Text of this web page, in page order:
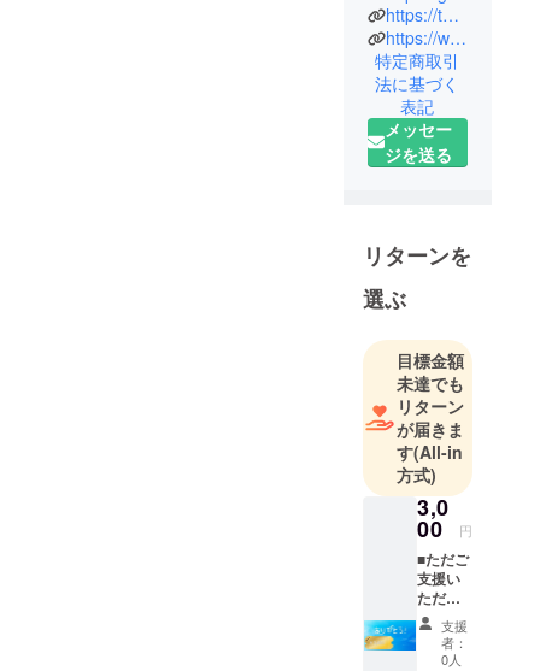
近鉄百貨店
やイオンな
どで鮮魚専
門店の統括
バイヤー兼
店長を経て
独立起業す
店 近江一
文字 運営
https://tue.oumiitimonji.com/
https://www.facebook.com/hayashisatoshi68/
特定商取引
法に基づく
表記
メッセー
ジを送る
リターンを
選ぶ
目標金額
未達でも
リターン
が届きま
す(All-in
方式)
3,0
00 円
■ただご
支援い
ただけ
る方用
のコー
ス 【お
支援
者：
0人